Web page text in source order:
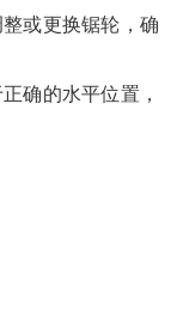
或更换锯轮，确
确的水平位置，